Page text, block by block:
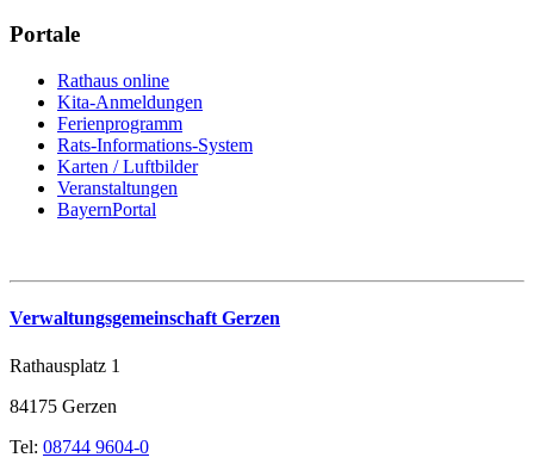
Portale
Rathaus online
Kita-Anmeldungen
Ferienprogramm
Rats-Informations-System
Karten / Luftbilder
Veranstaltungen
BayernPortal
Verwaltungsgemeinschaft Gerzen
Rathausplatz 1
84175 Gerzen
Tel: 08744 9604-0